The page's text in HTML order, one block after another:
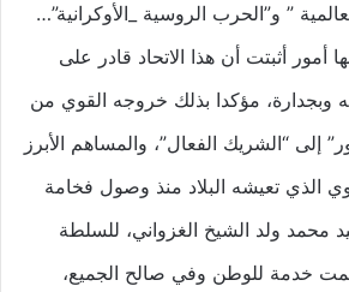
” و”الحرب الروسية _الأوكرانية”…
أمور أثبتت أن هذا الاتحاد قادر على
وبجدارة، مؤكدا بذلك خروجه القوي من
إلى “الشريك الفعال”، والمساهم الأبرز
الذي تعيشه البلاد منذ وصول فخامة
محمد ولد الشيخ الغزواني، للسلطة
خدمة للوطن وفي صالح الجميع،